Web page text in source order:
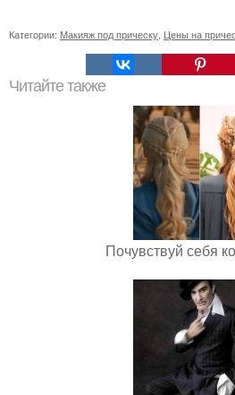
Категории: Макияж под прическу, Цены на
Читайте также
Почувствуй себя